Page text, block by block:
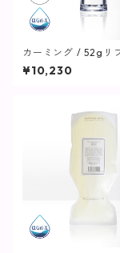
カーミング / 52gリ
用ボトル【保湿クリ
¥10,230